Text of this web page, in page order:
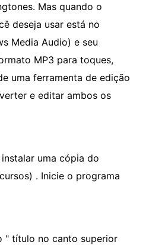
Mas quando o
deseja usar está no
Media Audio) e seu
MP3 para toques,
uma ferramenta de edição
e editar ambos os
uma cópia do
. Inicie o programa
" título no canto superior